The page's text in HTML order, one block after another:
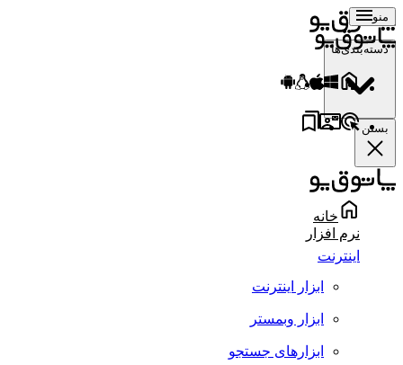
منو
دسته‌بندی‌ها
بستن
خانه
نرم افزار
اینترنت
ابزار اینترنت
ابزار وبمستر
ابزارهای جستجو